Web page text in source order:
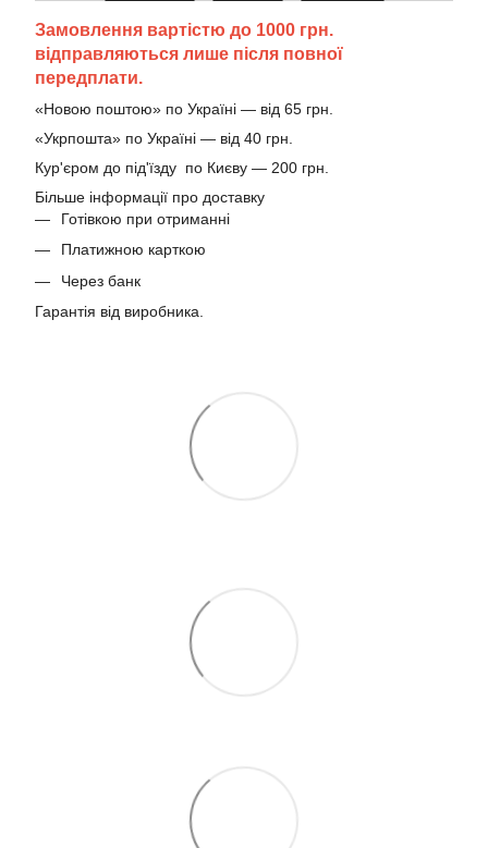
Замовлення вартістю до 1000 грн.
відправляються лише після повної
передплати.
«Новою поштою» по Україні — від 65 грн.
«Укрпошта» по Україні — від 40 грн.
Кур'єром до під'їзду по Києву — 200 грн.
Більше інформації про доставку
Готівкою при отриманні
Платижною карткою
Через банк
Гарантія від виробника.